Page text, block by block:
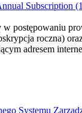
Subscription
postępowaniu
roczna)
adresem
Systemu